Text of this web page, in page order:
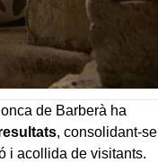
de Barberà ha
, consolidant-se
i acollida de visitants.